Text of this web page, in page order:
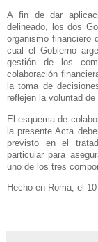
A fin de dar
delineado, los dos
organismo financiero
cual el Gobierno
gestión de los
colaboración
la toma de
reflejen la voluntad
El esquema de
la presente Acta
previsto en el
particular para
uno de los tres
Hecho en Roma, el